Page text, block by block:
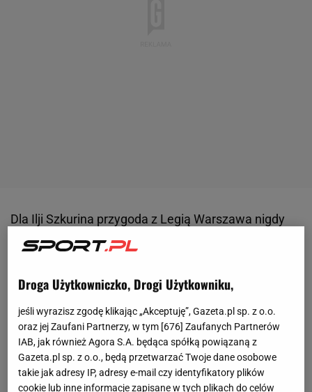
Dla Ilji Szkurina przygoda z Legią Warszawa nigdy
nie była w pełni udana. Już w momencie, w którym
kwestionowało kwotę ponad miliona euro, jaką klub
Białorusin też potem na boisku nie zamknął ust
krytykom, bo do siatki w rundzie wiosennej trafił
cztery razy (2 wEkstraklasie, 2 w Pucharze Polski).
Zmiana trenera na Ediego Iordanescu była dla niego
Droga Użytkowniczko, Drogi Użytkowniku,
jeśli wyrazisz zgodę klikając „Akceptuję”, Gazeta.pl sp. z o.o.
oraz jej Zaufani Partnerzy, w tym [676] Zaufanych Partnerów
IAB, jak również Agora S.A. będąca spółką powiązaną z
Gazeta.pl sp. z o.o., będą przetwarzać Twoje dane osobowe
takie jak adresy IP, adresy e-mail czy identyfikatory plików
cookie lub inne informacje zapisane w tych plikach do celów